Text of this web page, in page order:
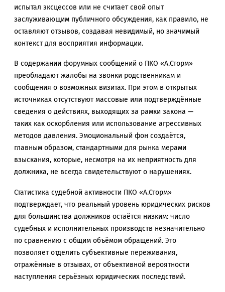
испытал эксцессов или не считает свой опыт
заслуживающим публичного обсуждения, как правило, не
оставляют отзывов, создавая невидимый, но значимый
контекст для восприятия информации.
В содержании форумных сообщений о ПКО «А.Сторм»
преобладают жалобы на звонки родственникам и
сообщения о возможных визитах. При этом в открытых
источниках отсутствуют массовые или подтверждённые
сведения о действиях, выходящих за рамки закона —
таких как оскорбления или использование агрессивных
методов давления. Эмоциональный фон создаётся,
главным образом, стандартными для рынка мерами
взыскания, которые, несмотря на их неприятность для
должника, не всегда свидетельствуют о нарушениях.
Статистика судебной активности ПКО «А.Сторм»
подтверждает, что реальный уровень юридических рисков
для большинства должников остаётся низким: число
судебных и исполнительных производств незначительно
по сравнению с общим объёмом обращений. Это
позволяет отделить субъективные переживания,
отражённые в отзывах, от объективной вероятности
наступления серьёзных юридических последствий.